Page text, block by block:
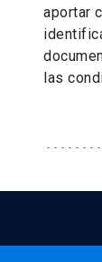
aportar
las